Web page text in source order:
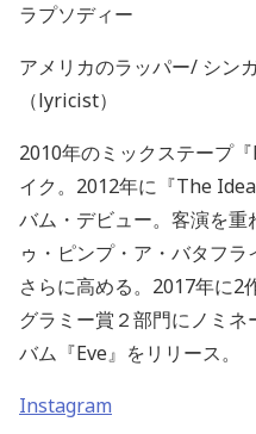
ラプソディー
アメリカのラッパー/ シン
（lyricist）
2010年のミックステープ
イク。2012年に『The
バム・デビュー。客演を重
ゥ・ピンプ・ア・バタフ
さらに高める。2017年に2
グラミー賞２部門にノミ
バム『Eve』をリリース。
Instagram